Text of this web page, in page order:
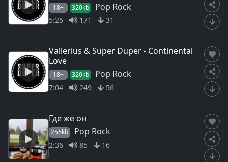
18+ 320kb Pop Rock
5:25 171 31
Vallerius & Super Duper - Continental
Love
18+ 320kb Pop Rock
7:04 249 56
Где же он
256kb Pop Rock
2:36 85 16